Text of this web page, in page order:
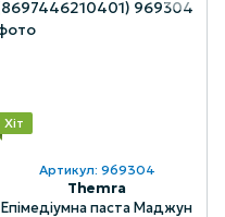
Хіт
Артикул: 969304
Themra
Епімедіумна паста Маджун